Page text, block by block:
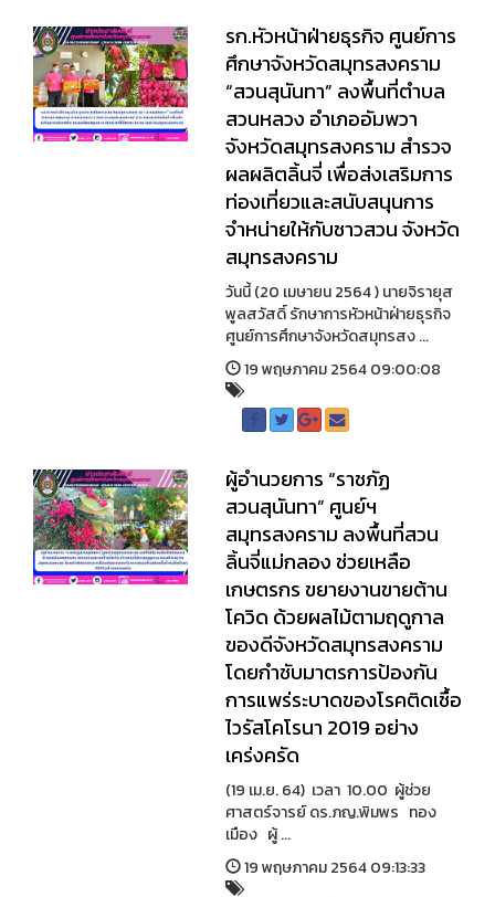
รก.หัวหน้าฝ่ายธุรกิจ ศูนย์การ
ศึกษาจังหวัดสมุทรสงคราม
“สวนสุนันทา” ลงพื้นที่ตำบล
สวนหลวง อำเภออัมพวา
จังหวัดสมุทรสงคราม สำรวจ
ผลผลิตลิ้นจี่ เพื่อส่งเสริมการ
ท่องเที่ยวและสนับสนุนการ
จำหน่ายให้กับชาวสวน จังหวัด
สมุทรสงคราม
วันนี้ (20 เมษายน 2564 ) นายจิรายุส
พูลสวัสดิ์ รักษาการหัวหน้าฝ่ายธุรกิจ
ศูนย์การศึกษาจังหวัดสมุทรสง ...
19 พฤษภาคม 2564 09:00:08
ผู้อำนวยการ “ราชภัฏ
สวนสุนันทา” ศูนย์ฯ
สมุทรสงคราม ลงพื้นที่สวน
ลิ้นจี่แม่กลอง ช่วยเหลือ
เกษตรกร ขยายงานขายต้าน
โควิด ด้วยผลไม้ตามฤดูกาล
ของดีจังหวัดสมุทรสงคราม
โดยกำชับมาตรการป้องกัน
การแพร่ระบาดของโรคติดเชื้อ
ไวรัสโคโรนา 2019 อย่าง
เคร่งครัด
(19 เม.ย. 64) เวลา 10.00 ผู้ช่วย
ศาสตร์จารย์ ดร.ภญ.พิมพร ทอง
เมือง ผู้ ...
19 พฤษภาคม 2564 09:13:33